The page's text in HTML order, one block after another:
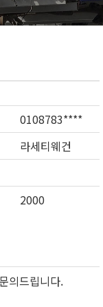
0108783****
라세티웨건
2000
의드립니다.